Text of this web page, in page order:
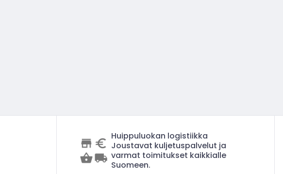
Huippuluokan logistiikka
Joustavat kuljetuspalvelut ja
varmat toimitukset kaikkialle
Suomeen.